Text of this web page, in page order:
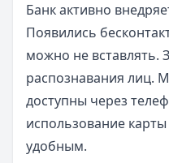
Банк активно
Появились
можно не вставлять.
распознавания лиц.
доступны через
использование
удобным.